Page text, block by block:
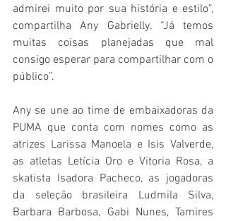
admirei muito por sua história e estilo”,
compartilha Any Gabrielly. “Já temos
muitas coisas planejadas que mal
consigo esperar para compartilhar com o
público”.
Any se une ao time de embaixadoras da
PUMA que conta com nomes como as
atrizes Larissa Manoela e Isis Valverde,
as atletas Letícia Oro e Vitoria Rosa, a
skatista Isadora Pacheco, as jogadoras
da seleção brasileira Ludmila Silva,
Barbara Barbosa, Gabi Nunes, Tamires